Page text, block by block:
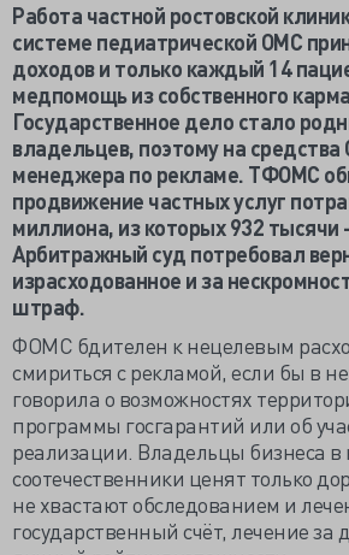
Работа частной ростовской
системе педиатрической ОМС
доходов и только каждый 14
медпомощь из собственного
Государственное дело стало
владельцев, поэтому на
менеджера по рекламе. ТФОМС
продвижение частных услуг
миллиона, из которых 932 тысячи
Арбитражный суд потребовал
израсходованное и за
штраф.
ФОМС бдителен к нецелевым
смириться с рекламой, если бы в
говорила о возможностях
программы госгарантий или об
реализации. Владельцы бизнеса в
соотечественники ценят только
не хвастают обследованием и
государственный счёт, лечение